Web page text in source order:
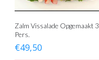
Zalm Vissalade Opgemaakt 3
Pers.
€49,50